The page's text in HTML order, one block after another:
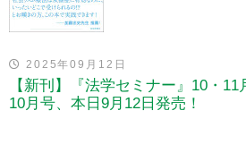
2025年09月12日
【新刊】『法学セミナー』10・11
10月号、本日9月12日発売！